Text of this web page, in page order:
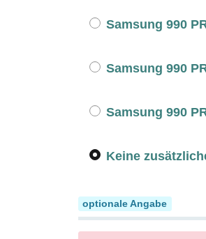
Samsung 990
Samsung 990
Samsung 990
Keine
Gehäusefront
optionale Angabe